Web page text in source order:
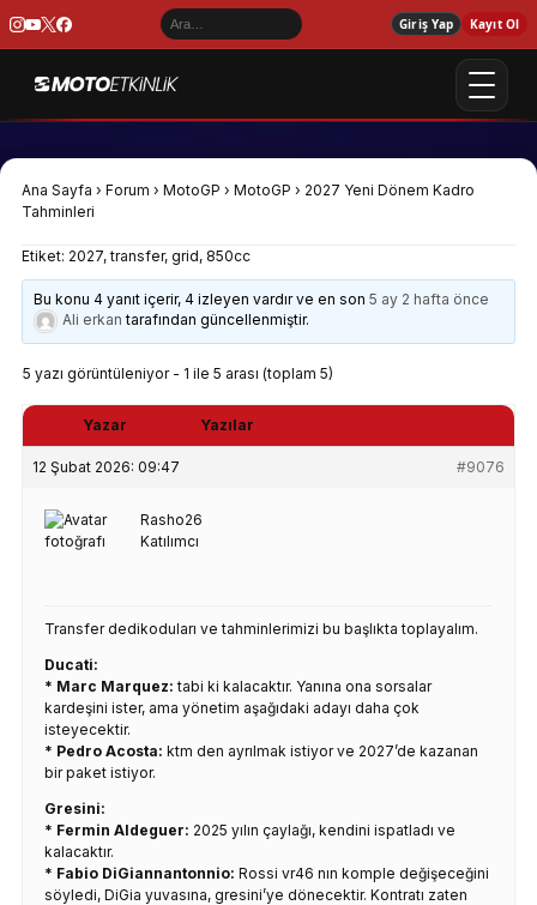
Giriş Yap Kayıt Ol
Ana Sayfa › Forum › MotoGP › MotoGP › 2027 Yeni Dönem Kadro
Tahminleri
Etiket: 2027,transfer, grid, 850cc
Bu konu 4 yanıt içerir, 4 izleyen vardır ve en son5 ay 2 hafta önce
Ali erkan tarafından güncellenmiştir.
5 yazı görüntüleniyor - 1 ile 5 arası (toplam 5)
Yazar Yazılar
12 Şubat 2026: 09:47 #9076
Rasho26
Katılımcı
Transfer dedikoduları ve tahminlerimizi bu başlıkta toplayalım.
Ducati:
* Marc Marquez: tabi ki kalacaktır. Yanına ona sorsalar
kardeşini ister, ama yönetim aşağıdaki adayı daha çok
isteyecektir.
* Pedro Acosta: ktm den ayrılmak istiyor ve 2027’de kazanan
bir paket istiyor.
Gresini:
* Fermin Aldeguer: 2025 yılın çaylağı, kendini ispatladı ve
kalacaktır.
* Fabio DiGiannantonnio: Rossi vr46 nın komple değişeceğini
söyledi, DiGia yuvasına, gresini’ye dönecektir. Kontratı zaten